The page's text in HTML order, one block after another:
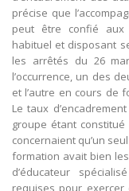
précise que
peut être confié aux
habituel et disposant
les arrêtés du 26
l’occurrence, un des
et l’autre en cours de
Le taux
groupe étant
concernaient qu’un
formation avait bien
d’éducateur
requises pour exercer